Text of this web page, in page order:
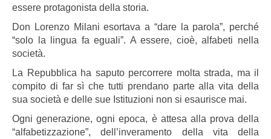
essere protagonista della storia.
Don Lorenzo Milani esortava a “dare la parola”, perché
“solo la lingua fa eguali”. A essere, cioè, alfabeti nella
società.
La Repubblica ha saputo percorrere molta strada, ma il
compito di far sì che tutti prendano parte alla vita della
sua società e delle sue Istituzioni non si esaurisce mai.
Ogni generazione, ogni epoca, è attesa alla prova della
“alfabetizzazione”, dell’inveramento della vita della